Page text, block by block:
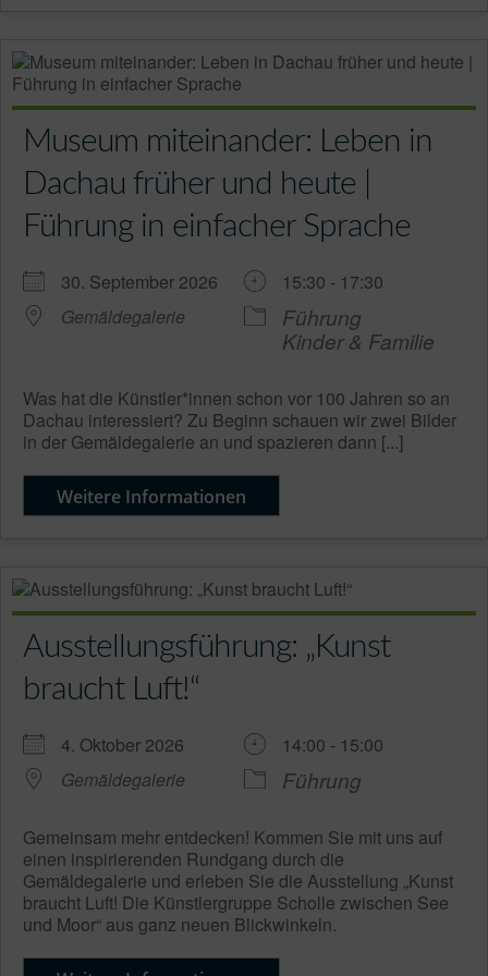
Museum miteinander: Leben in
Dachau früher und heute |
Führung in einfacher Sprache
30. September 2026
15:30 - 17:30
Gemäldegalerie
Führung
Kinder & Familie
Was hat die Künstler*innen schon vor 100 Jahren so an
Dachau interessiert? Zu Beginn schauen wir zwei Bilder
in der Gemäldegalerie an und spazieren dann [...]
Weitere Informationen
Ausstellungsführung: „Kunst
braucht Luft!“
4. Oktober 2026
14:00 - 15:00
Gemäldegalerie
Führung
Gemeinsam mehr entdecken! Kommen Sie mit uns auf
einen inspirierenden Rundgang durch die
Gemäldegalerie und erleben Sie die Ausstellung „Kunst
braucht Luft! Die Künstlergruppe Scholle zwischen See
und Moor“ aus ganz neuen Blickwinkeln.